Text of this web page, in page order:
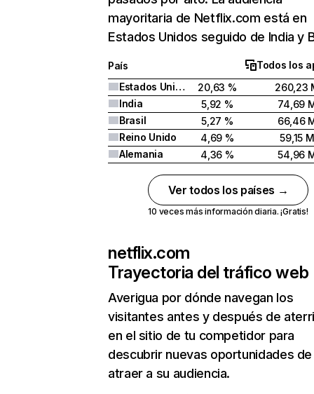
mayoritaria de Netflix.com está en
Estados Unidos seguido de India y
País
Todos los
Estados Unidos
20,63 %
260,23
India
5,92 %
74,69
Brasil
5,27 %
66,46
Reino Unido
4,69 %
59,15 M
Alemania
4,36 % 54,96
Ver todos los países →
10 veces más información diaria. ¡Gratis!
netflix.com
Trayectoria del tráfico web
Averigua por dónde navegan los
visitantes antes y después de
en el sitio de tu competidor para
descubrir nuevas oportunidades de
atraer a su audiencia.